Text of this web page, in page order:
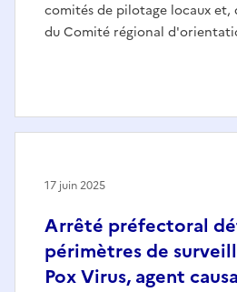
comités de pilotage locaux et,
du Comité régional
Arrêté préfectoral
périmètres de
Pox Virus, agent
17 juin 2025